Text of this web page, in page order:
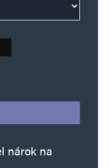
nárok na